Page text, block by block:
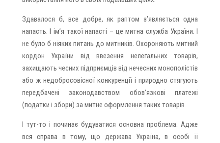
Здавалося б, все добре, як раптом з’являється одна
напасть. І ім’я такої напасті – це митна служба України. І
не було б ніяких питань до митників. Охороняють митний
кордон України від ввезення нелегальних товарів,
захищають чесних підприємців від нечесних монополістів
або ж недобросовісної конкуренції і природно стягують
передбачені законодавством обов’язкові платежі
(податки і збори) за митне оформлення таких товарів.
І тут-то і починає будуватися основна проблема. Адже
вся справа в тому, що держава Україна, в особі її